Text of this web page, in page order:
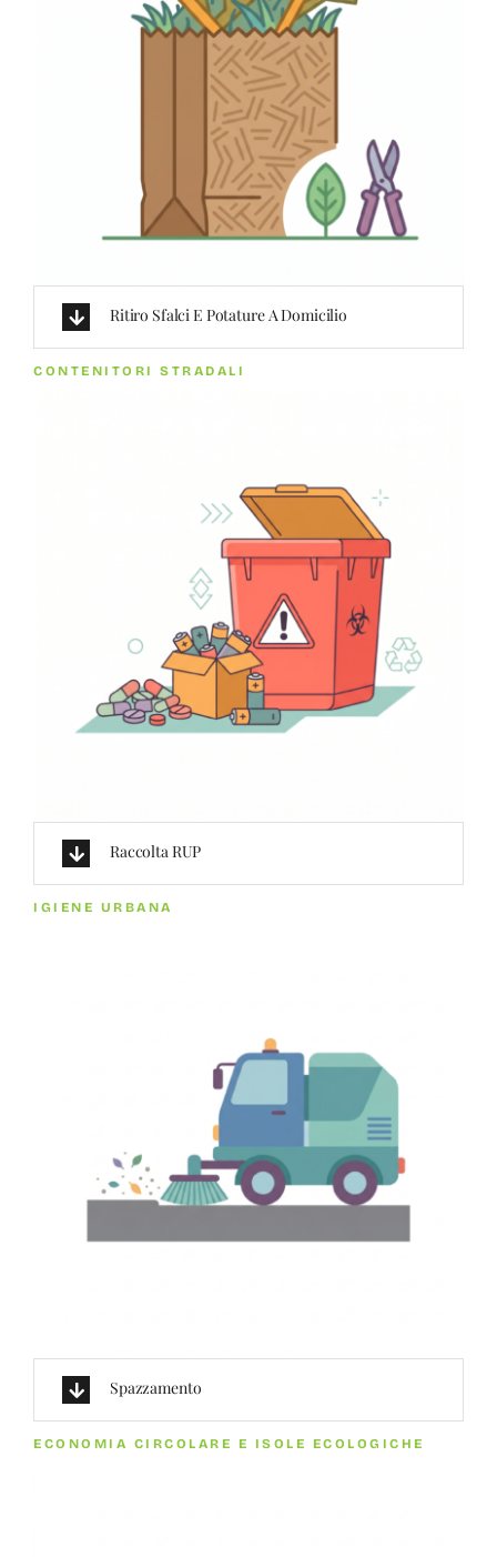
Ritiro Sfalci E Potature A Domicilio
CONTENITORI STRADALI
Raccolta RUP
IGIENE URBANA
Spazzamento
ECONOMIA CIRCOLARE E ISOLE ECOLOGICHE